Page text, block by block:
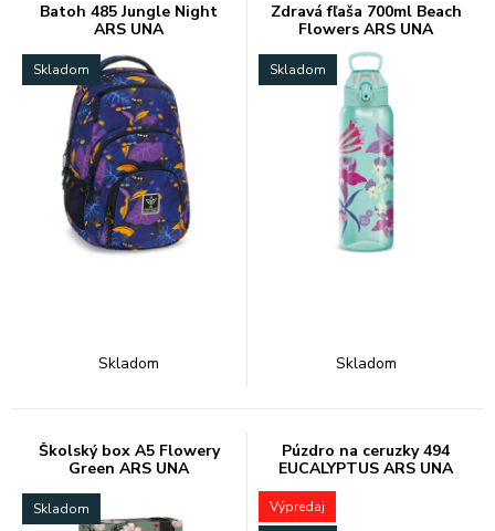
Batoh 485 Jungle Night
ARS UNA
Skladom
Skladom
Zdravá fľaša 700ml Beach
Flowers ARS UNA
Skladom
Skladom
Školský box A5 Flowery
Green ARS UNA
Skladom
Púzdro na ceruzky 494
EUCALYPTUS ARS UNA
Výpredaj